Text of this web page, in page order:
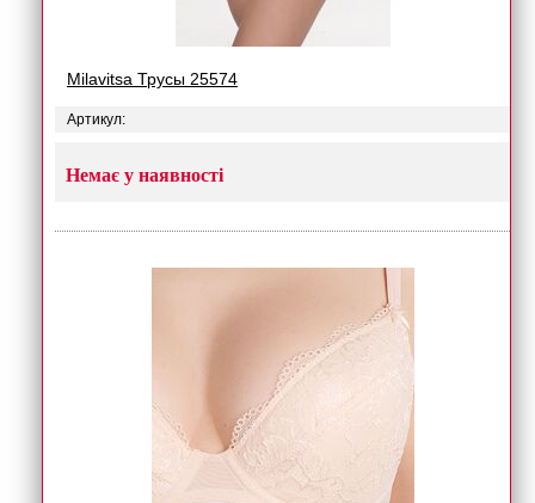
Milavitsa Трусы 25574
Артикул:
Немає у наявності